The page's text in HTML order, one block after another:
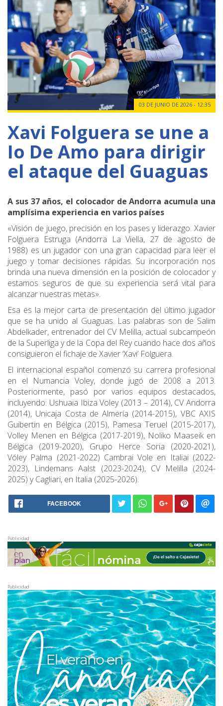
03 DE JUNIO DE 2026 - 12:35
Xavi Folguera se une a
Io De Amo para dirigir
el ataque del Guaguas
A sus 37 años, el colocador de Andorra acumula una
amplísima experiencia en varios países
«Visión de juego, precisión en los pases y liderazgo. Xavier
Folguera Estruga (Andorra La Viella, 27 de agosto de
1988) es un jugador con una gran capacidad para leer el
juego y tomar decisiones rápidas. Su incorporación nos
brinda una nueva dimensión en la posición de colocador y
estamos seguros de que su experiencia será vital para
alcanzar nuestras metas».
Esa es la mejor carta de presentación del último jugador
que se ha unido al Guaguas. Las palabras son de Salim
Abdelkader, entrenador del CV Melilla, actual subcampeón
de la Superliga y de la Copa del Rey cuando hace dos años
consiguieron el fichaje de Xavier ‘Xavi’ Folguera.
El internacional español comenzó su carrera profesional
en el Numancia Voley, donde jugó de 2008 a 2013.
Posteriormente, pasó por varios equipos destacados,
incluyendo: Ushuaïa Ibiza Voley (2013 – 2014), CV Andorra
(2014), Unicaja Costa de Almería (2014-2015), VBC AXIS
Guibertin en Bélgica (2015), Pamesa Teruel (2015-2017),
Volley Menen en Bélgica (2017-2019), Noliko Maaseik en
Bélgica (2019-2020), Grupo Herce Soria (2020-2021),
Vóley Palma (2021-2022) Cambrai Vole en Italiai (2022-
2023), Lindemans Aalst (2023-2024), CV Melilla (2024-
2025) y Cagliari, en Italia (2025-2026).
FACEBOOK
Publicidad
Publicidad